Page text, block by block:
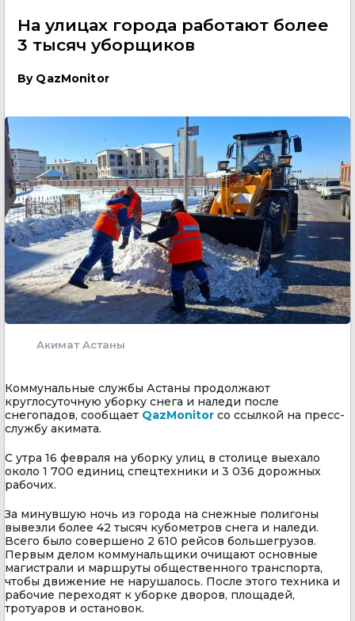
На улицах города работают более
3 тысяч уборщиков
By QazMonitor
Акимат Астаны
Коммунальные службы Астаны продолжают
круглосуточную уборку снега и наледи после
снегопадов, сообщает QazMonitor со ссылкой на пресс-
службу акимата.
С утра 16 февраля на уборку улиц в столице выехало
около 1 700 единиц спецтехники и 3 036 дорожных
рабочих.
За минувшую ночь из города на снежные полигоны
вывезли более 42 тысяч кубометров снега и наледи.
Всего было совершено 2 610 рейсов большегрузов.
Первым делом коммунальщики очищают основные
магистрали и маршруты общественного транспорта,
чтобы движение не нарушалось. После этого техника и
рабочие переходят к уборке дворов, площадей,
тротуаров и остановок.